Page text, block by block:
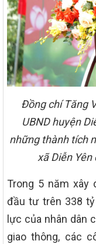
Đồng chí Tăng
UBND huyện
những thành tích
xã Diễn
Trong 5 năm xây
đầu tư trên 338
lực của nhân dân
giao thông, các